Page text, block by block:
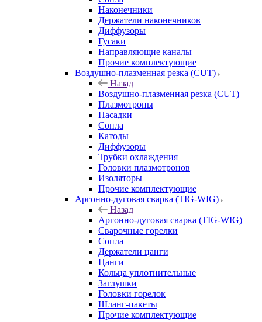
Наконечники
Держатели наконечников
Диффузоры
Гусаки
Направляющие каналы
Прочие комплектующие
Воздушно-плазменная резка (CUT)
Назад
Воздушно-плазменная резка (CUT)
Плазмотроны
Насадки
Сопла
Катоды
Диффузоры
Трубки охлаждения
Головки плазмотронов
Изоляторы
Прочие комплектующие
Аргонно-дуговая сварка (TIG-WIG)
Назад
Аргонно-дуговая сварка (TIG-WIG)
Сварочные горелки
Сопла
Держатели цанги
Цанги
Кольца уплотнительные
Заглушки
Головки горелок
Шланг-пакеты
Прочие комплектующие